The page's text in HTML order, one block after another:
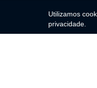
Utilizamos
privacidade.